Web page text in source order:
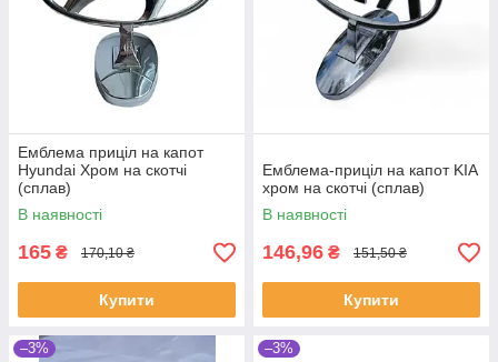
Емблема приціл на капот
Hyundai Хром на скотчі
(сплав)
В наявності
165 ₴ 170,10 ₴
Купити
Емблема-приціл на капот KIA
хром на скотчі (сплав)
В наявності
146,96 ₴ 151,50 ₴
Купити
–3% –3%